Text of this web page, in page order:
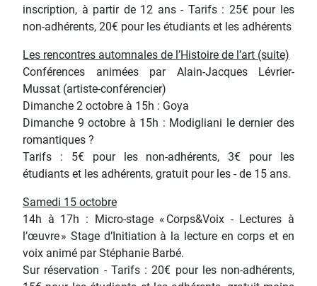
inscription, à partir de 12 ans - Tarifs : 25€ pour les
non-adhérents, 20€ pour les étudiants et les adhérents
Les rencontres automnales de l’Histoire de l’art (suite)
Conférences animées par Alain-Jacques Lévrier-
Mussat (artiste-conférencier)
Dimanche 2 octobre à 15h : Goya
Dimanche 9 octobre à 15h : Modigliani le dernier des
romantiques ?
Tarifs : 5€ pour les non-adhérents, 3€ pour les
étudiants et les adhérents, gratuit pour les - de 15 ans.
Samedi 15 octobre
14h à 17h : Micro-stage « Corps&Voix - Lectures à
l’œuvre » Stage d’Initiation à la lecture en corps et en
voix animé par Stéphanie Barbé.
Sur réservation - Tarifs : 20€ pour les non-adhérents,